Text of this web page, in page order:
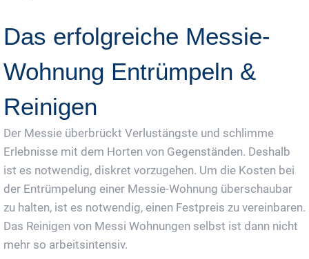
Das erfolgreiche Messie-
Wohnung Entrümpeln &
Reinigen
Der Messie überbrückt Verlustängste und schlimme
Erlebnisse mit dem Horten von Gegenständen. Deshalb
ist es notwendig, diskret vorzugehen. Um die Kosten bei
der Entrümpelung einer Messie-Wohnung überschaubar
zu halten, ist es notwendig, einen Festpreis zu vereinbaren.
Das Reinigen von Messi Wohnungen selbst ist dann nicht
mehr so arbeitsintensiv.